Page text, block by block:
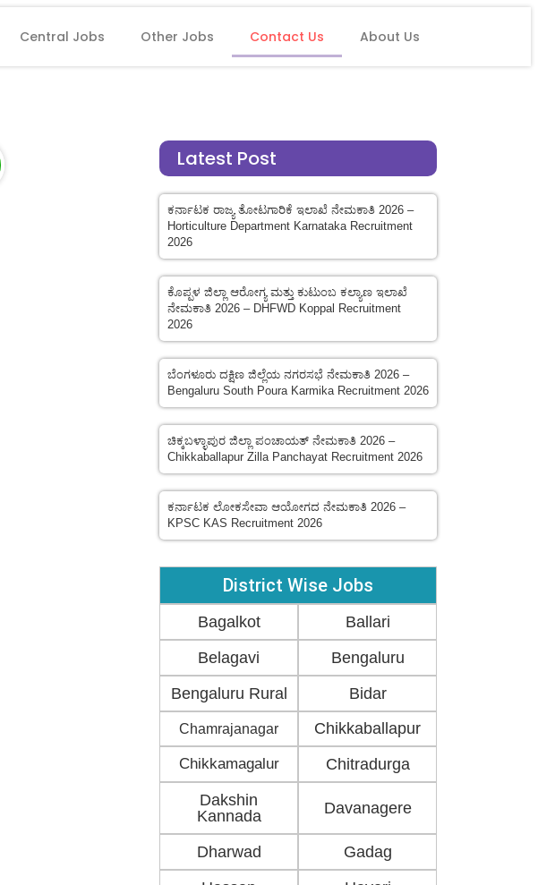
Central Jobs Other Jobs Contact Us About Us
Latest Post
ಕರ್ನಾಟಕ ರಾಜ್ಯ ತೋಟಗಾರಿಕೆ ಇಲಾಖೆ ನೇಮಕಾತಿ 2026 –
Horticulture Department Karnataka Recruitment
2026
ಕೊಪ್ಪಳ ಜಿಲ್ಲಾ ಆರೋಗ್ಯ ಮತ್ತು ಕುಟುಂಬ ಕಲ್ಯಾಣ ಇಲಾಖೆ
ನೇಮಕಾತಿ 2026 – DHFWD Koppal Recruitment
2026
ಬೆಂಗಳೂರು ದಕ್ಷಿಣ ಜಿಲ್ಲೆಯ ನಗರಸಭೆ ನೇಮಕಾತಿ 2026 –
Bengaluru South Poura Karmika Recruitment 2026
ಚಿಕ್ಕಬಳ್ಳಾಪುರ ಜಿಲ್ಲಾ ಪಂಚಾಯತ್ ನೇಮಕಾತಿ 2026 –
Chikkaballapur Zilla Panchayat Recruitment 2026
ಕರ್ನಾಟಕ ಲೋಕಸೇವಾ ಆಯೋಗದ ನೇಮಕಾತಿ 2026 –
KPSC KAS Recruitment 2026
District Wise Jobs
Bagalkot
Ballari
Belagavi
Bengaluru
Bengaluru Rural
Bidar
Chamrajanagar
Chikkaballapur
Chikkamagalur
Chitradurga
Dakshin
Kannada
Davanagere
Dharwad
Gadag